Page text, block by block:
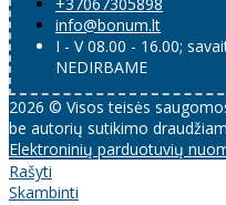
+37067305898
info@bonum.lt
I - V 08.00 - 16.00;
NEDIRBAME
2026 © Visos teisės
be autorių sutikimo
Elektroninių parduotuvių
Rašyti
Skambinti